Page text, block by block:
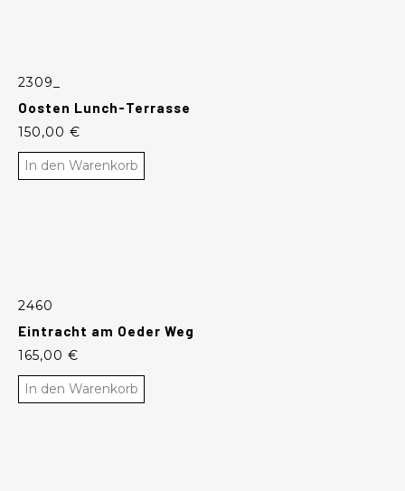
2309_
Oosten Lunch-Terrasse
150,00 €
In den Warenkorb
2460
Eintracht am Oeder Weg
165,00 €
In den Warenkorb